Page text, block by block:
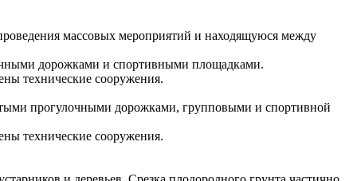
массовых мероприятий и находящуюся между
дорожками и спортивными площадками.
технические сооружения.
прогулочными дорожками, групповыми и спортивной
технические сооружения.